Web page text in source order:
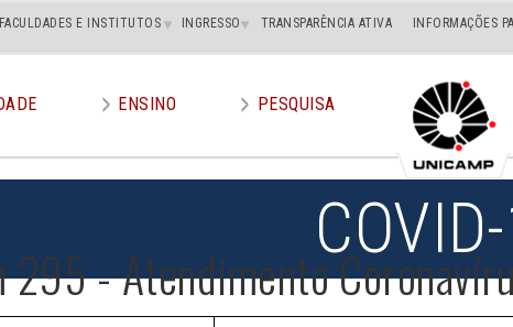
FACULDADES E INSTITUTOS INGRESSO TRANSPARÊNCIA ATIVA INFORMAÇÕES
ENSINO PESQUISA
- Atendimento